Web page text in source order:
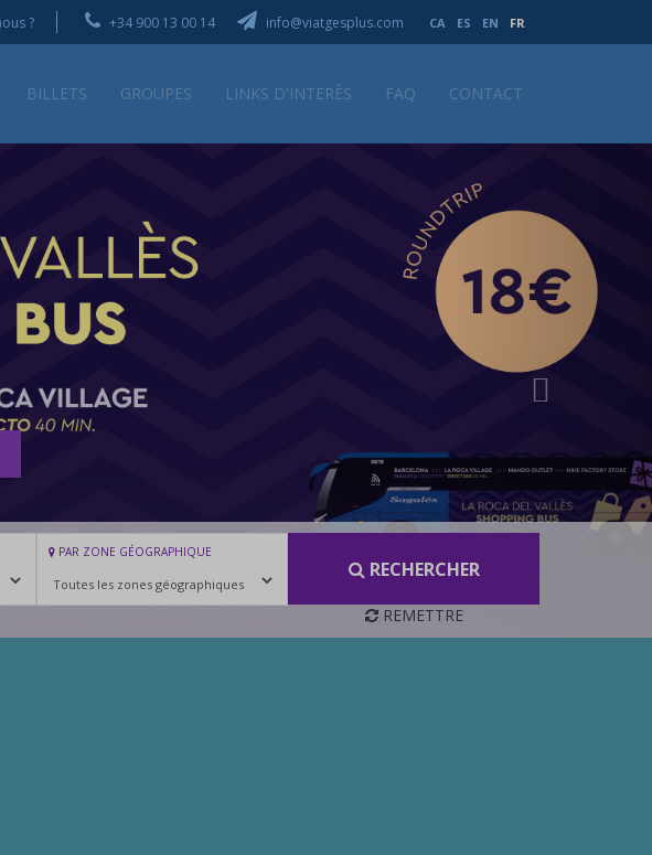
? +34 900 13 00 14 info@viatgesplus.com CA ES EN FR
BILLETS GROUPES LINKS D'INTERÈS FAQ CONTACT
PAR ZONE GÉOGRAPHIQUE
RECHERCHER
REMETTRE